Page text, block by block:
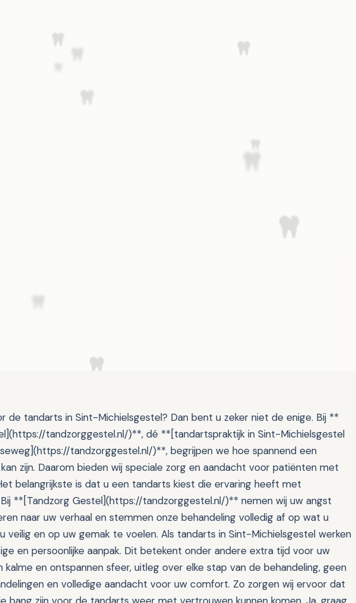
de tandarts in Sint-Michielsgestel? Dan bent u zeker niet de enige. Bij **
tandzorggestel.nl/)**, dé **[tandartspraktijk in Sint-Michielsgestel
tandzorggestel.nl/)**, begrijpen we hoe spannend een
zijn. Daarom bieden wij speciale zorg en aandacht voor patiënten met
belangrijkste is dat u een tandarts kiest die ervaring heeft met
**[Tandzorg Gestel](https://tandzorggestel.nl/)** nemen wij uw angst
naar uw verhaal en stemmen onze behandeling volledig af op wat u
veilig en op uw gemak te voelen. Als tandarts in Sint-Michielsgestel werken
en persoonlijke aanpak. Dit betekent onder andere extra tijd voor uw
kalme en ontspannen sfeer, uitleg over elke stap van de behandeling, geen
en volledige aandacht voor uw comfort. Zo zorgen wij ervoor dat